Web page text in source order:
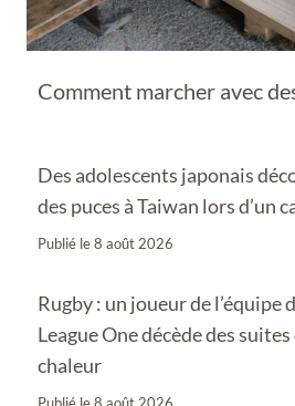
Comment marcher avec
Des adolescents japonais
des puces à Taiwan lors d’un
Publié le8 août 2026
Rugby : un joueur de l’équipe
League One décède des suites
chaleur
Publié le8 août 2026